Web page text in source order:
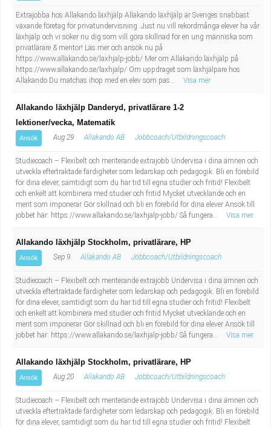
Extrajobba hos Allakando läxhjälp Allakando läxhjälp är Sveriges snabbast
växande företag för privatundervisning. Just nu vill rekordmånga elever ha vår
läxhjälp och vi söker nu dig som vill göra skillnad för en ung människa som
privatlärare & mentor! Läs mer och ansök nu på
https://www.allakando.se/laxhjalp-jobb/ Mer om Allakando läxhjälp på
https://www.allakando.se/laxhjalp/ Om uppdraget som läxhjälpare hos
Allakando Du matchas ihop med en elev som pas...
Visa mer
Allakando läxhjälp Danderyd, privatlärare 1-2
lektioner/vecka, Matematik
Ansök Aug 29 Allakando AB Jobbcoach/Utbildningscoach
Studiecoach – Flexibelt och meriterande extrajobb Undervisa i dina ämnen och
utveckla eftertraktade färdigheter som ledarskap och pedagogik. Bli en förebild
för dina elever, samtidigt som du har tid till egna studier och fritid! Flexibelt
och enkelt att kombinera med studier och fritid Mycket utvecklande och en
merit som imponerar Gör skillnad och bli en förebild för dina elever Ansök till
jobbet här: https://www.allakando.se/laxhjalp-jobb/ Så fungera...
Visa mer
Allakando läxhjälp Stockholm, privatlärare, HP
Ansök Sep 9 Allakando AB Jobbcoach/Utbildningscoach
Studiecoach – Flexibelt och meriterande extrajobb Undervisa i dina ämnen och
utveckla eftertraktade färdigheter som ledarskap och pedagogik. Bli en förebild
för dina elever, samtidigt som du har tid till egna studier och fritid! Flexibelt
och enkelt att kombinera med studier och fritid Mycket utvecklande och en
merit som imponerar Gör skillnad och bli en förebild för dina elever Ansök till
jobbet här: https://www.allakando.se/laxhjalp-jobb/ Så fungera...
Visa mer
Allakando läxhjälp Stockholm, privatlärare, HP
Ansök Aug 20 Allakando AB Jobbcoach/Utbildningscoach
Studiecoach – Flexibelt och meriterande extrajobb Undervisa i dina ämnen och
utveckla eftertraktade färdigheter som ledarskap och pedagogik. Bli en förebild
för dina elever, samtidigt som du har tid till egna studier och fritid! Flexibelt